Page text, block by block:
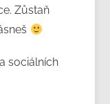
Zůstaň
sociálních